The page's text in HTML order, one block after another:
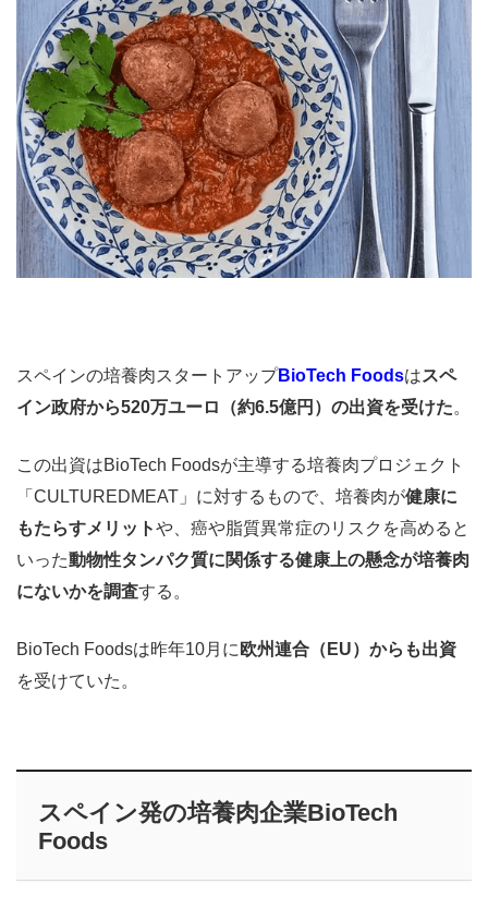
スペインの培養肉スタートアップBioTech Foodsはスペ
イン政府から520万ユーロ（約6.5億円）の出資を受けた。
この出資はBioTech Foodsが主導する培養肉プロジェクト
「CULTUREDMEAT」に対するもので、 培養肉が健康に
もたらすメリットや、癌や脂質異常症のリスクを高めると
いった動物性タンパク質に関係する健康上の懸念が培養肉
にないかを調査する。
BioTech Foodsは昨年10月に 欧州連合（EU）からも出資
を受けていた。
スペイン発の培養肉企業BioTech
Foods